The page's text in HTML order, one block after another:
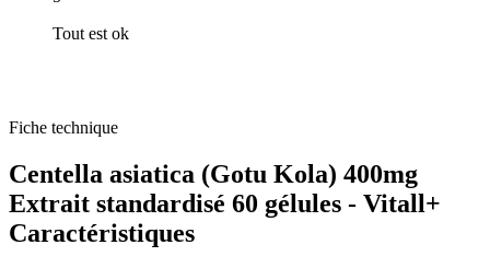
Tout est ok
Fiche technique
Centella asiatica (Gotu Kola) 400mg
Extrait standardisé 60 gélules - Vitall+
Caractéristiques